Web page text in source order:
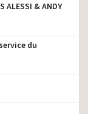
ALESSI & ANDY
du